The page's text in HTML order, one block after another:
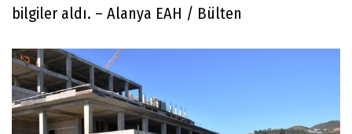
bilgiler aldı. – Alanya EAH / Bülten